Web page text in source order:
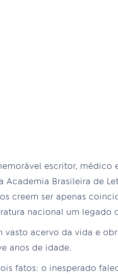
escritor, médico
Academia Brasileira de
creem ser apenas
nacional um legado
vasto acervo da vida e
anos de idade.
fatos: o inesperado